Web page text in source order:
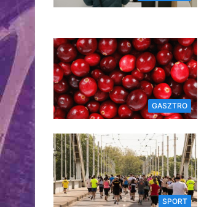
GASZTRO
SPORT